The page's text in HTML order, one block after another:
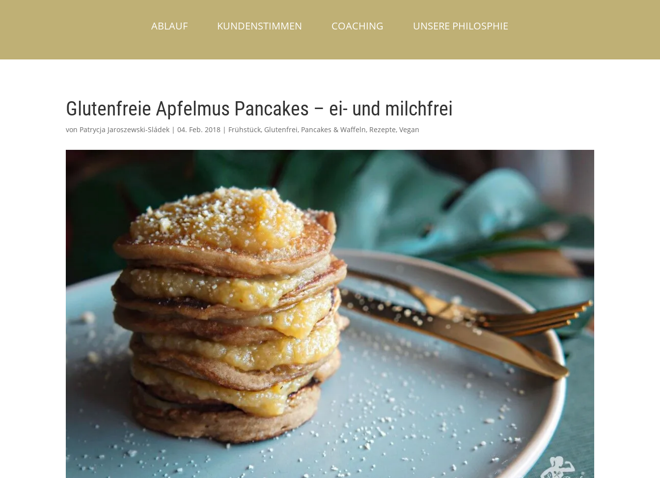
ABLAUF KUNDENSTIMMEN COACHING UNSERE PHILOSPHIE
Glutenfreie Apfelmus Pancakes – ei- und milchfrei
von Patrycja Jaroszewski-Sládek |04. Feb. 2018 | Frühstück, Glutenfrei, Pancakes & Waffeln, Rezepte,Vegan